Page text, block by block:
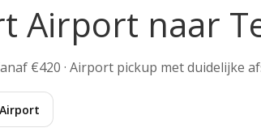
Airport naar
€420 · Airport pickup met duidelijke